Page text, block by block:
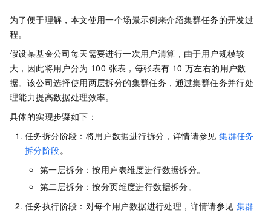
为了便于理解，本文使用一个场景示例来介绍集群任务的开发过
程。
假设某基金公司每天需要进行一次用户清算，由于用户规模较
大，因此将用户分为 100 张表，每张表有 10 万左右的用户数
据。该公司选择使用两层拆分的集群任务，通过集群任务并行处
理能力提高数据处理效率。
具体的实现步骤如下：
任务拆分阶段：将用户数据进行拆分，详情请参见集群任务
拆分阶段。
第一层拆分：按用户表维度进行数据拆分。
第二层拆分：按分页维度进行数据拆分。
任务执行阶段：对每个用户数据进行处理，详情请参见 集群